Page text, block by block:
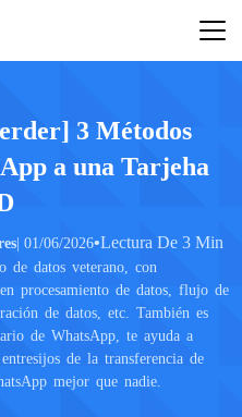
3 Métodos
a una Tarjeha
| 01/06/2026•Lectura De 3 Min
de datos veterano, con
procesamiento de datos, flujo de
de datos, etc. También es
de WhatsApp, te ayuda a
de la transferencia de
mejor que nadie.